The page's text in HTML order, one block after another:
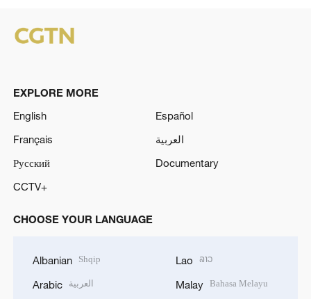
EXPLORE MORE
English
Español
Français
العربية
Русский
Documentary
CCTV+
CHOOSE YOUR LANGUAGE
Albanian Shqip
Arabic العربية
Lao ລາວ
Malay Bahasa Melayu